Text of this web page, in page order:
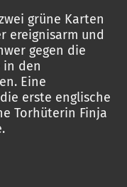
grüne Karten
ereignisarm und
gegen die
in den
Eine
erste englische
Torhüterin Finja